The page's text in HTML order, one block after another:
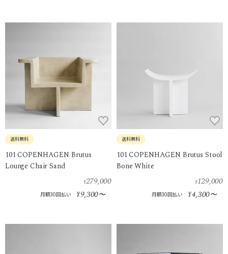
送料無料
101 COPENHAGEN Brutus
Lounge Chair Sand
¥279,000
月額30回払い ¥9,300〜
送料無料
101 COPENHAGEN Brutus Stool
Bone White
¥129,000
月額30回払い ¥4,300〜